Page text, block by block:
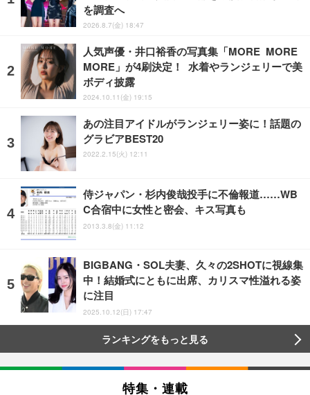
を調査へ
2026.8.7(金) 18:47
人気声優・井口裕香の写真集「MORE MORE
MORE」が4刷決定！ 水着やランジェリーで美
ボディ披露
2024.10.11(金) 19:15
あの注目アイドルがランジェリー姿に！話題の
グラビアBEST20
2022.2.15(火) 12:11
侍ジャパン・杉内俊哉投手に不倫報道……WB
C合宿中に女性と密会、キス写真も
2013.3.8(金) 11:12
BIGBANG・SOL夫妻、久々の2SHOTに視線集
中！結婚式にともに出席、カリスマ性溢れる姿
に注目
2025.10.12(日) 17:47
ランキングをもっと見る
特集・連載